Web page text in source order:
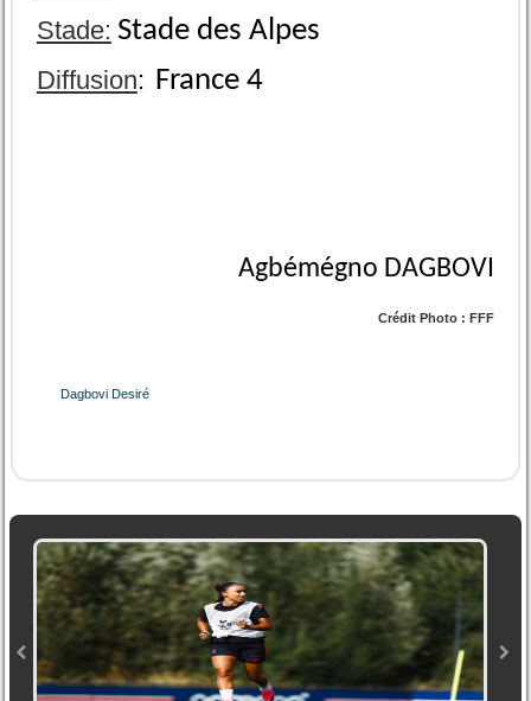
Stade: Stade des Alpes
Diffusion: France 4
Agbémégno DAGBOVI
Crédit Photo : FFF
Dagbovi Desiré